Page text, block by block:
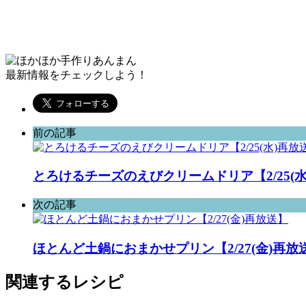
最新情報をチェックしよう！
前の記事
とろけるチーズのえびクリームドリア【2/25(水
次の記事
ほとんど土鍋におまかせプリン【2/27(金)再放
関連するレシピ